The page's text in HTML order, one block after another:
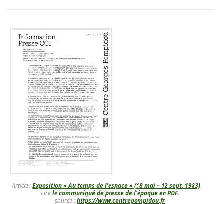
Article :Exposition « Au temps de l’espace » (18 mai – 12 sept. 1983)—
Lirele communiqué de presse de l’époque en PDF.
source :https://www.centrepompidou.fr